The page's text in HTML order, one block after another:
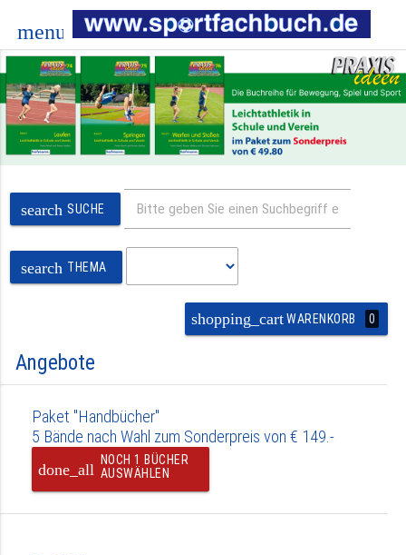
menu
search SUCHE
search THEMA
shopping_cartWARENKORB 0
Angebote
Paket "Handbücher"
5 Bände nach Wahl zum Sonderpreis von € 149.-
done_all
NOCH 1 BÜCHER
AUSWÄHLEN